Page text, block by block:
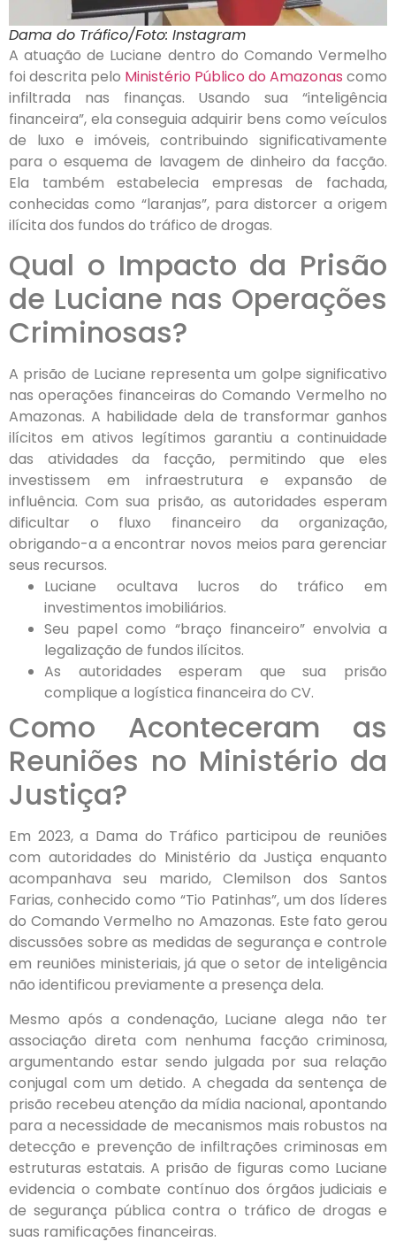
Dama do Tráfico/Foto: Instagram
A atuação de Luciane dentro do Comando Vermelho
foi descrita pelo Ministério Público do Amazonas como
infiltrada nas finanças. Usando sua “inteligência
financeira”, ela conseguia adquirir bens como veículos
de luxo e imóveis, contribuindo significativamente
para o esquema de lavagem de dinheiro da facção.
Ela também estabelecia empresas de fachada,
conhecidas como “laranjas”, para distorcer a origem
ilícita dos fundos do tráfico de drogas.
Qual o Impacto da Prisão
de Luciane nas Operações
Criminosas?
A prisão de Luciane representa um golpe significativo
nas operações financeiras do Comando Vermelho no
Amazonas. A habilidade dela de transformar ganhos
ilícitos em ativos legítimos garantiu a continuidade
das atividades da facção, permitindo que eles
investissem em infraestrutura e expansão de
influência. Com sua prisão, as autoridades esperam
dificultar o fluxo financeiro da organização,
obrigando-a a encontrar novos meios para gerenciar
seus recursos.
Luciane ocultava lucros do tráfico em
investimentos imobiliários.
Seu papel como “braço financeiro” envolvia a
legalização de fundos ilícitos.
As autoridades esperam que sua prisão
complique a logística financeira do CV.
Como Aconteceram as
Reuniões no Ministério da
Justiça?
Em 2023, a Dama do Tráfico participou de reuniões
com autoridades do Ministério da Justiça enquanto
acompanhava seu marido, Clemilson dos Santos
Farias, conhecido como “Tio Patinhas”, um dos líderes
do Comando Vermelho no Amazonas. Este fato gerou
discussões sobre as medidas de segurança e controle
em reuniões ministeriais, já que o setor de inteligência
não identificou previamente a presença dela.
Mesmo após a condenação, Luciane alega não ter
associação direta com nenhuma facção criminosa,
argumentando estar sendo julgada por sua relação
conjugal com um detido. A chegada da sentença de
prisão recebeu atenção da mídia nacional, apontando
para a necessidade de mecanismos mais robustos na
detecção e prevenção de infiltrações criminosas em
estruturas estatais. A prisão de figuras como Luciane
evidencia o combate contínuo dos órgãos judiciais e
de segurança pública contra o tráfico de drogas e
suas ramificações financeiras.